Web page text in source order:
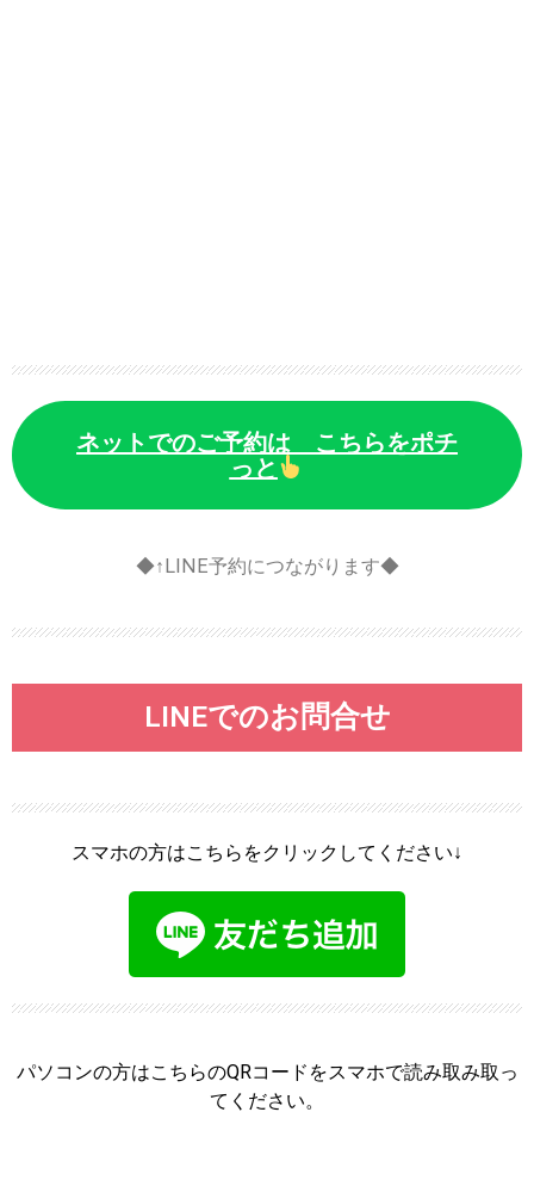
ネットでのご予約は こちらをポチ
っと
◆↑LINE予約につながります◆
LINEでのお問合せ
スマホの方はこちらをクリックしてください↓
パソコンの方はこちらのQRコードをスマホで読み取み取っ
てください。